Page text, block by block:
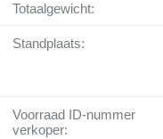
Totaalgewicht:
Standplaats:
Voorraad ID-nummer
verkoper: